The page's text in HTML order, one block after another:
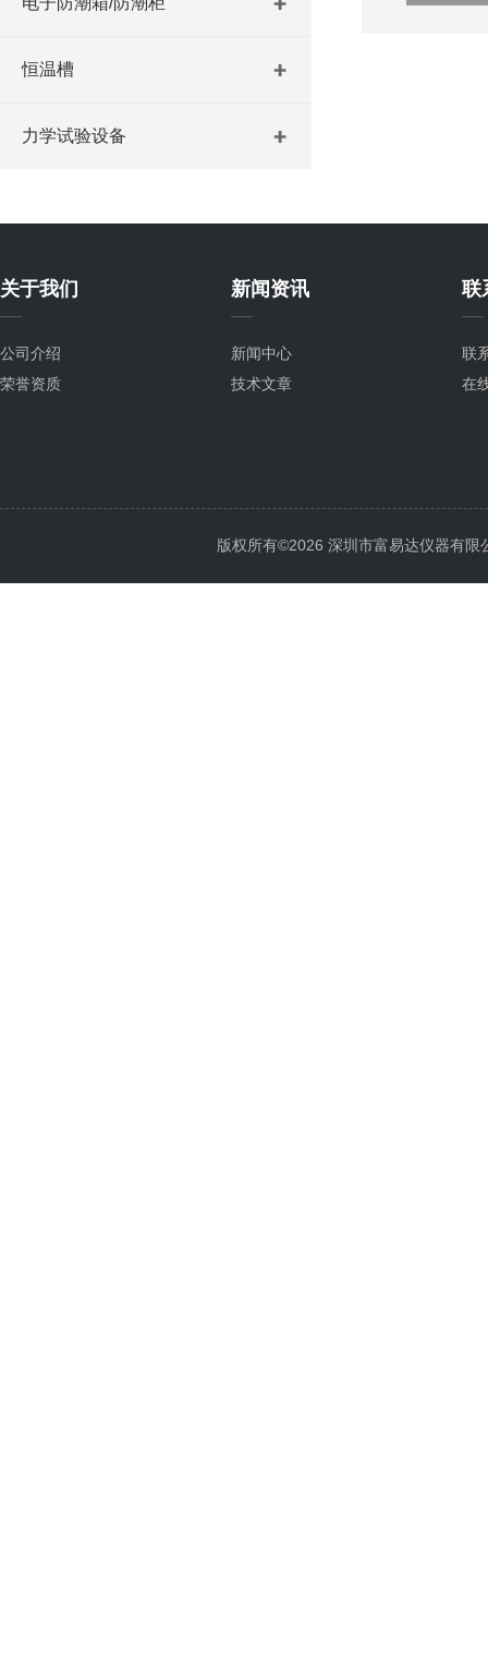
恒温槽
力学试验设备
关于我们
公司介绍
荣誉资质
新闻资讯
新闻中心
技术文章
联
联
在
版权所有©2026 深圳市富易达仪器有